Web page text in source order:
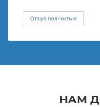
Отзыв полностью
НАМ